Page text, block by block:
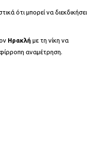
ότι μπορεί να διεκδικήσει
Ηρακλή με τη νίκη να
αναμέτρηση.